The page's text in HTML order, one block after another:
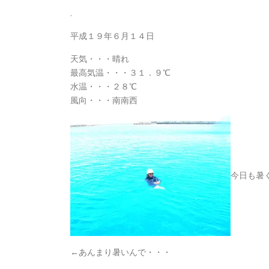
.
平成１９年６月１４日
天気・・・晴れ
最高気温・・・３１．９℃
水温・・・２８℃
風向・・・南南西
今日も暑
←あんまり暑いんで・・・